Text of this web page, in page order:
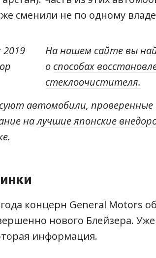
сменили не по одному
На нашем сайте вы
о способах
стеклоочистителя.
автомобили, проверенные
налучшие японские
концерн General Motors
нового Блейзера.
информация.